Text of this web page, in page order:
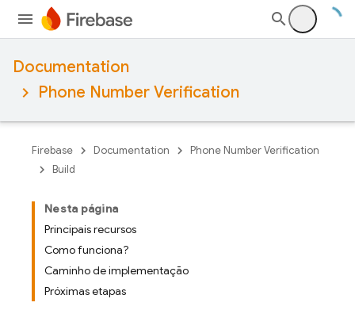
Documentation
Phone Number Verification
Firebase Documentation
Phone Number Verification
Build
Nesta página
Principais recursos
Como funciona?
Caminho de implementação
Próximas etapas